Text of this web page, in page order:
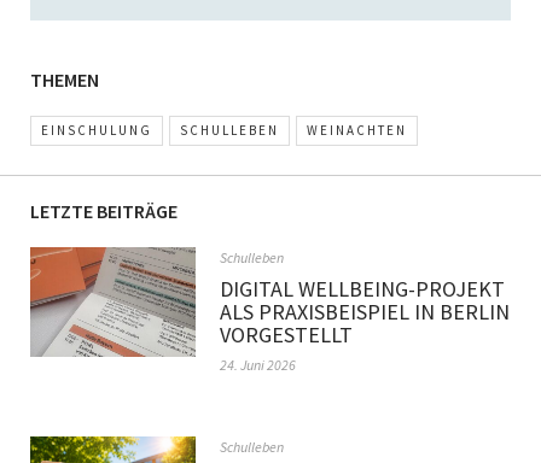
THEMEN
EINSCHULUNG SCHULLEBEN WEINACHTEN
LETZTE BEITRÄGE
Schulleben
DIGITAL WELLBEING-PROJEKT
ALS PRAXISBEISPIEL IN BERLIN
VORGESTELLT
24. Juni 2026
Schulleben